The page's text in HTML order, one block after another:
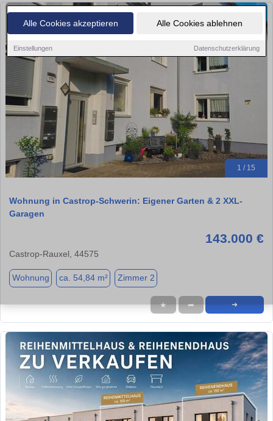
Alle Cookies akzeptieren Alle Cookies ablehnen
Einstellungen Datenschutzerklärung
1 / 15
Wohnung in Castrop-Schwerin: Eigener Garten & 2 XXL-
Garagen
143.000 €
Castrop-Rauxel, 44575
Wohnung ca. 54,84 m² Zimmer 2
★ ➦ ➜